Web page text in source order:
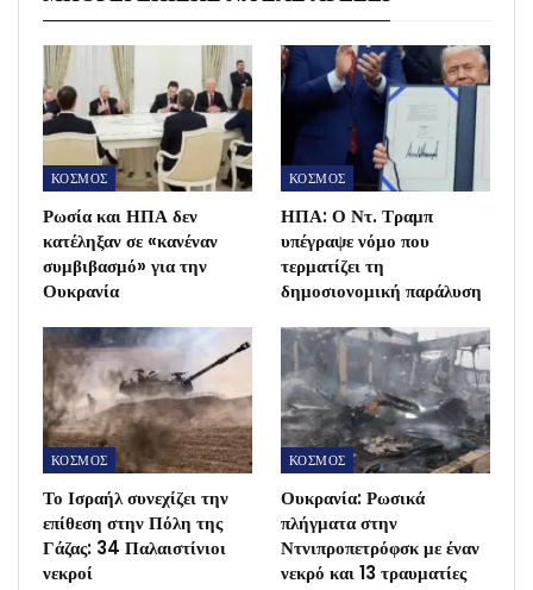
ΚΟΣΜΟΣ
Ρωσία και ΗΠΑ δεν
κατέληξαν σε «κανέναν
συμβιβασμό» για την
Ουκρανία
ΚΟΣΜΟΣ
ΗΠΑ: Ο Ντ. Τραμπ
υπέγραψε νόμο που
τερματίζει τη
δημοσιονομική παράλυση
ΚΟΣΜΟΣ
Το Ισραήλ συνεχίζει την
επίθεση στην Πόλη της
Γάζας: 34 Παλαιστίνιοι
νεκροί
ΚΟΣΜΟΣ
Ουκρανία: Ρωσικά
πλήγματα στην
Ντνιπροπετρόφσκ με έναν
νεκρό και 13 τραυματίες